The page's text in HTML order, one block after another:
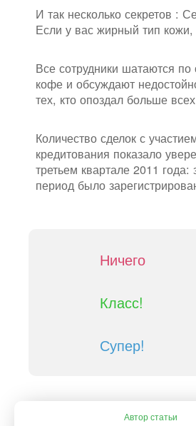
И так несколько секретов :
Если у вас жирный тип
Все сотрудники шатаются
кофе и обсуждают
тех, кто опоздал больше
Количество сделок с
кредитования показало
третьем квартале 2011 года:
период было
Ничего
Класс!
Супер!
Автор статьи